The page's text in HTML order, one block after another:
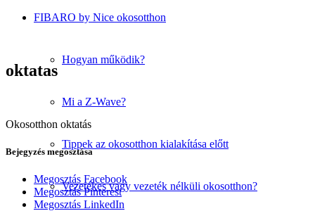
FIBARO by Nice okosotthon
Hogyan működik?
Mi a Z-Wave?
Tippek az okosotthon kialakítása előtt
Vezetékes vagy vezeték nélküli okosotthon?
oktatas
Okosotthon oktatás
Bejegyzés megosztása
Megosztás Facebook
Megosztás Pinterest
Megosztás LinkedIn